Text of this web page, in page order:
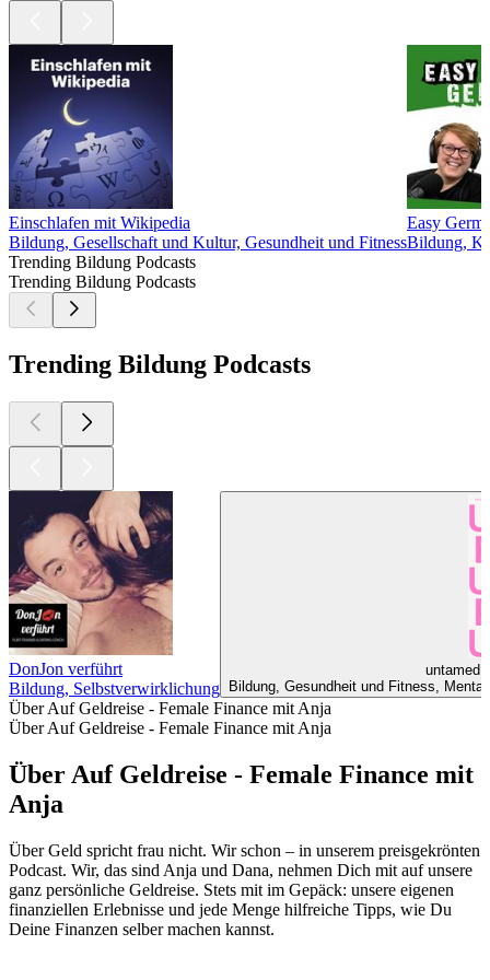
Einschlafen mit Wikipedia
Bildung, Gesellschaft und Kultur, Gesundheit und Fitness
Easy
Bildung,
Trending Bildung Podcasts
Trending Bildung Podcasts
Trending Bildung Podcasts
DonJon verführt
Bildung, Selbstverwirklichung
untamed
Bildung, Gesundheit und Fitness,
Über Auf Geldreise - Female Finance mit Anja
Über Auf Geldreise - Female Finance mit Anja
Über Auf Geldreise - Female Finance mit
Anja
Über Geld spricht frau nicht. Wir schon – in unserem preisgekrönten
Podcast. Wir, das sind Anja und Dana, nehmen Dich mit auf unsere
ganz persönliche Geldreise. Stets mit im Gepäck: unsere eigenen
finanziellen Erlebnisse und jede Menge hilfreiche Tipps, wie Du
Deine Finanzen selber machen kannst.